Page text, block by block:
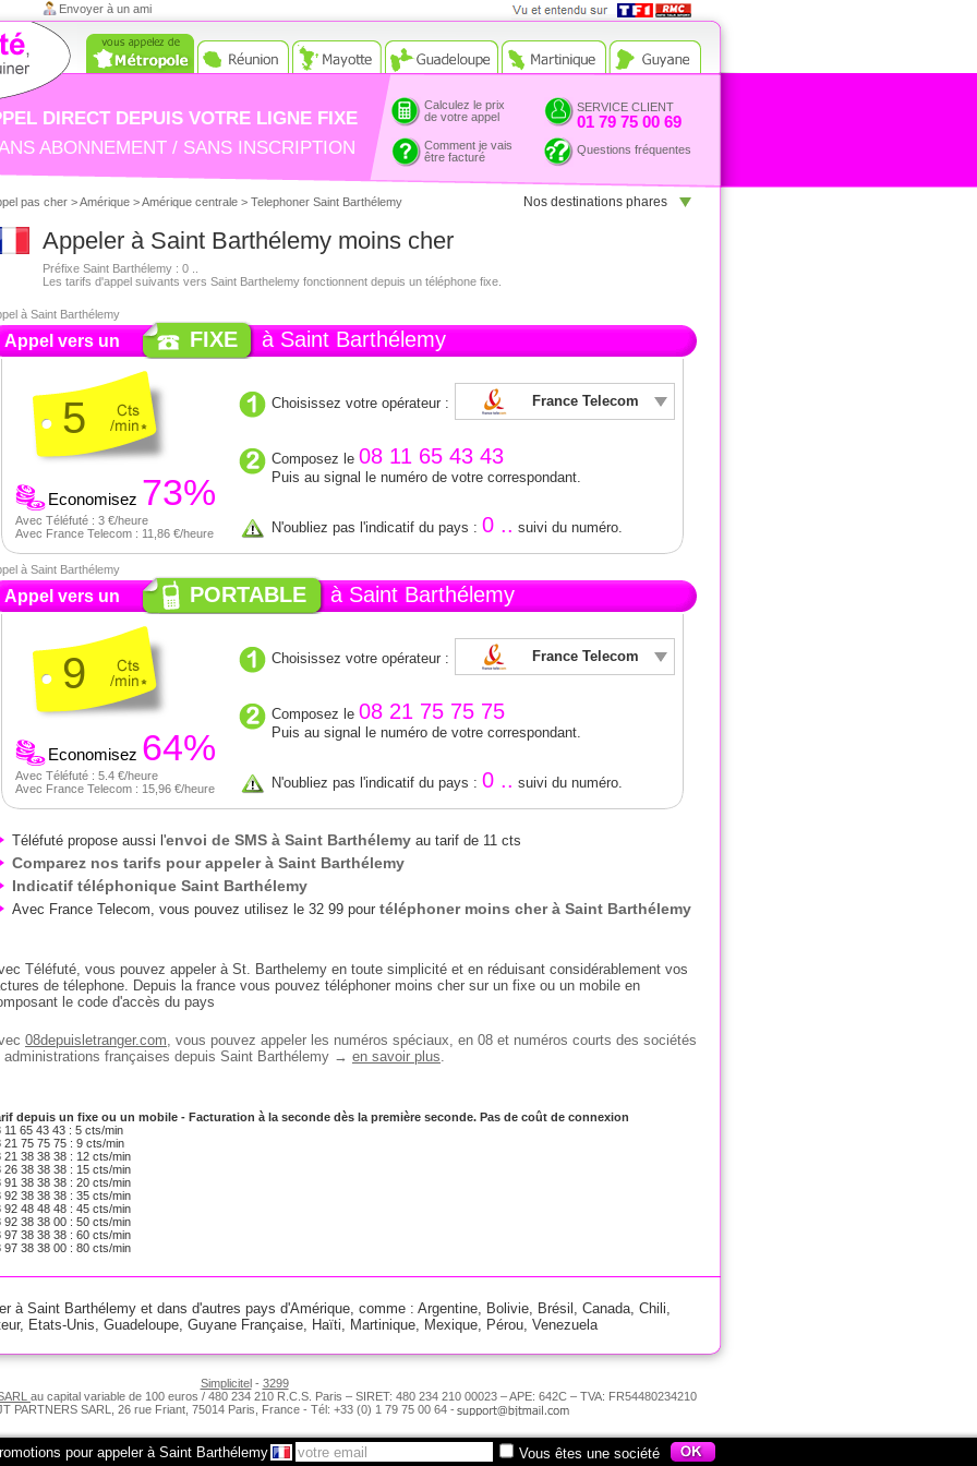
pas cher >Amérique >Amérique centrale > Telephoner Saint Barthélemy
Envoyer à un ami
RMC
DIRECT DEPUIS VOTRE LIGNE FIXE
ABONNEMENT / SANS INSCRIPTION
Calculez le prix
de votre appel
SERVICE CLIENT
01 79 75 00 69
Comment je vais
être facturé
Questions fréquentes
Nos destinations phares
Appeler à Saint Barthélemy moins cher
Préfixe Saint Barthélemy : 0 ..
Les tarifs d'appel suivants vers Saint Barthelemy fonctionnent depuis un téléphone fixe.
Appel vers un FIXE à Saint Barthélemy
à Saint Barthélemy
5
Economisez 73%
Avec Téléfuté : 3 €/heure
Avec France Telecom : 11,86 €/heure
Choisissez votre opérateur : France Telecom
Composez le 08 11 65 43 43
Puis au signal le numéro de votre correspondant.
N'oubliez pas l'indicatif du pays : 0 .. suivi du numéro.
Appel vers un PORTABLE à Saint Barthélemy
à Saint Barthélemy
9
Economisez 64%
Avec Téléfuté : 5.4 €/heure
Avec France Telecom : 15,96 €/heure
Choisissez votre opérateur : France Telecom
Composez le 08 21 75 75 75
Puis au signal le numéro de votre correspondant.
N'oubliez pas l'indicatif du pays : 0 .. suivi du numéro.
Téléfuté propose aussi l'envoi de SMS à Saint Barthélemy au tarif de 11 cts
Comparez nos tarifs pour appeler à Saint Barthélemy
Indicatif téléphonique Saint Barthélemy
Avec France Telecom, vous pouvez utilisez le 32 99 pour téléphoner moins cher à Saint Barthélemy
Téléfuté, vous pouvez appeler à St. Barthelemy en toute simplicité et en réduisant considérablement vos
de télephone. Depuis la france vous pouvez téléphoner moins cher sur un fixe ou un mobile en
le code d'accès du pays
08depuisletranger.com, vous pouvez appeler les numéros spéciaux, en 08 et numéros courts des sociétés
administrations françaises depuis Saint Barthélemy → en savoir plus.
depuis un fixe ou un mobile - Facturation à la seconde dès la première seconde. Pas de coût de connexion
11 65 43 43 : 5 cts/min
21 75 75 75 : 9 cts/min
21 38 38 38 : 12 cts/min
26 38 38 38 : 15 cts/min
91 38 38 38 : 20 cts/min
92 38 38 38 : 35 cts/min
92 48 48 48 : 45 cts/min
92 38 38 00 : 50 cts/min
97 38 38 38 : 60 cts/min
97 38 38 00 : 80 cts/min
à Saint Barthélemy et dans d'autres pays d'Amérique, comme : Argentine, Bolivie, Brésil , Canada, Chili,
, Etats-Unis, Guadeloupe, Guyane Française, Haïti, Martinique, Mexique, Pérou, Venezuela
Simplicitel- 3299
au capital variable de 100 euros / 480 234 210 R.C.S. Paris – SIRET: 480 234 210 00023 – APE: 642C – TVA: FR54480234210
PARTNERS SARL, 26 rue Friant, 75014 Paris, France - Tél: +33 (0) 1 79 75 00 64 -
pour appeler à Saint Barthélemy Vous êtes une société